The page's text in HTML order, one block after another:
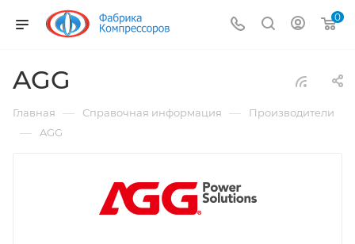
0
AGG
Главная — Справочная информация — Производители
— AGG